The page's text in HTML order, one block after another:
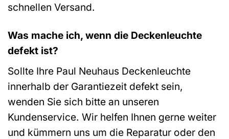
schnellen Versand.
Was mache ich, wenn die Deckenleuchte
defekt ist?
Sollte Ihre Paul Neuhaus Deckenleuchte
innerhalb der Garantiezeit defekt sein,
wenden Sie sich bitte an unseren
Kundenservice. Wir helfen Ihnen gerne weiter
und kümmern uns um die Reparatur oder den